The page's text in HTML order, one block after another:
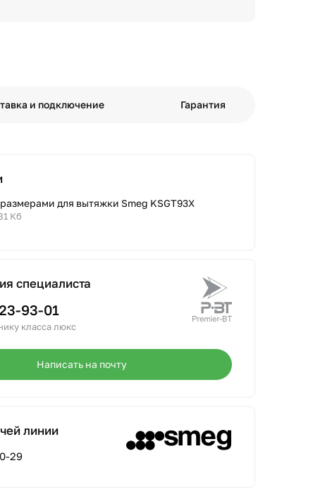
и подключение Гарантия
для вытяжки Smeg KSGT93X
Кб
специалиста
93-01
класса люкс
Написать на почту
линии
29